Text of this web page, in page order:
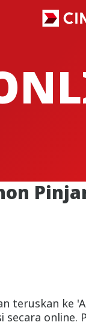
teruskan
online.